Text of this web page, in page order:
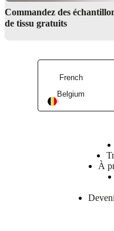
Commandez des
de tissu gratuits
French
Belgium
À